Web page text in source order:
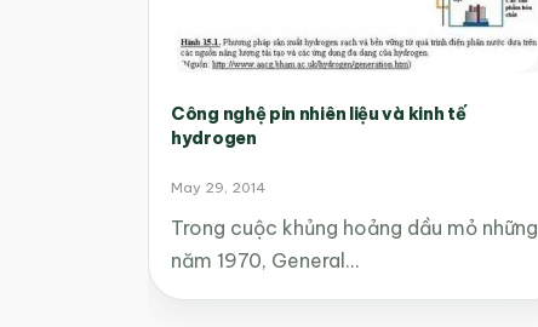
Công nghệ pin nhiên liệu và kinh tế
hydrogen
May 29, 2014
Trong cuộc khủng hoảng dầu mỏ những
năm 1970, General…